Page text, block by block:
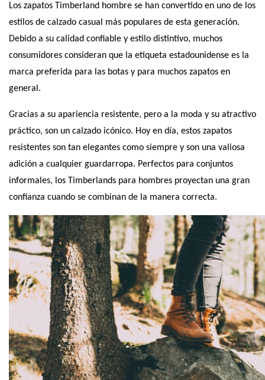
Los zapatos Timberland hombre se han convertido en uno de los
estilos de calzado casual más populares de esta generación.
Debido a su calidad confiable y estilo distintivo, muchos
consumidores consideran que la etiqueta estadounidense es la
marca preferida para las botas y para muchos zapatos en
general.
Gracias a su apariencia resistente, pero a la moda y su atractivo
práctico, son un calzado icónico. Hoy en día, estos zapatos
resistentes son tan elegantes como siempre y son una valiosa
adición a cualquier guardarropa. Perfectos para conjuntos
informales, los Timberlands para hombres proyectan una gran
confianza cuando se combinan de la manera correcta.